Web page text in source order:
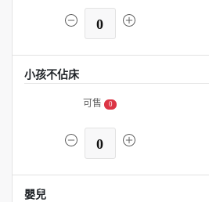
0
小孩不佔床
可售 0
0
嬰兒